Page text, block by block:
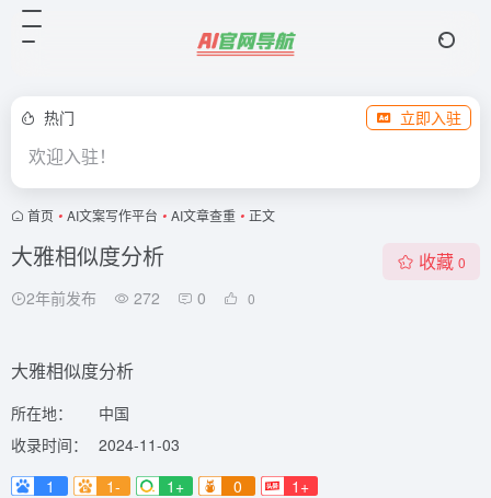
热门 立即入驻
欢迎入驻！
首页 • AI文案写作平台 • AI文章查重 • 正文
大雅相似度分析
2年前发布 272 0 0
收藏 0
大雅相似度分析
所在地：
中国
收录时间：
2024-11-03
1
1- 1+ 0 1+